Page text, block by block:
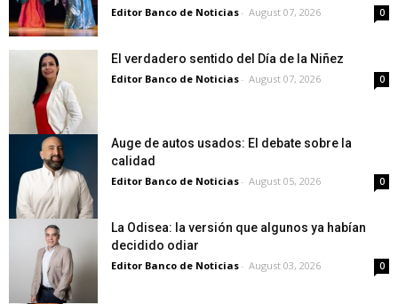
Editor Banco de Noticias - August 07, 2026 0
El verdadero sentido del Día de la Niñez
Editor Banco de Noticias - August 07, 2026 0
Auge de autos usados: El debate sobre la
calidad
Editor Banco de Noticias - August 05, 2026 0
La Odisea: la versión que algunos ya habían
decidido odiar
Editor Banco de Noticias - August 03, 2026 0